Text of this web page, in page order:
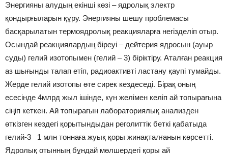
Энергияны алудың екінші көзі – ядролық электр
қондырғыларын құру. Энергияны шешу проблемасы
басқарылатын термоядролық реакцияларға негізделіп отыр.
Осындай реакциялардың біреуі – дейтерия ядросын (ауыр
суды) гелий изотопымен (гелий – 3) біріктіру. Аталған реакция
аз шығынды талап етіп, радиоактивті ластану қаупі тумайды.
Жерде гелий изотопы өте сирек кездеседі. Бірақ оның
есесінде 4млрд жыл ішінде, күн желімен келіп ай топырағына
сіңіп кеткен. Ай топырағын лабораториялық анализден
өткізген кездегі қорытындыдан реголиттік беткі қабатыда
гелий-3 1 млн тоннаға жуық қоры жинақталғанын көрсетті.
Ядролық отынның бұндай мөлшердегі қоры ай